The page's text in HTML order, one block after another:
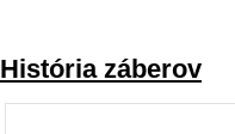
História záberov